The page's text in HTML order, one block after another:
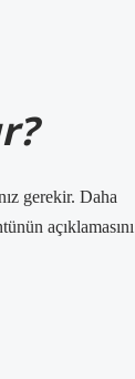
gerekir. Daha
açıklamasını